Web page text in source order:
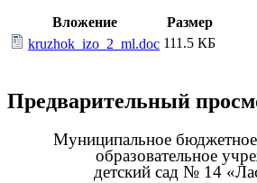
Вложение
Размер
kruzhok_izo_2_ml.doc 111.5 КБ
Предварительный
Муниципальное
образовательное
детский сад № 14